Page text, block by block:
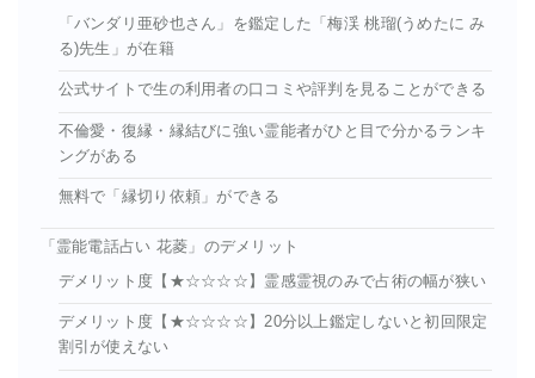
「バンダリ亜砂也さん」を鑑定した「梅渓 桃瑠(うめたに み
る)先生」が在籍
公式サイトで生の利用者の口コミや評判を見ることができる
不倫愛・復縁・縁結びに強い霊能者がひと目で分かるランキ
ングがある
無料で「縁切り依頼」ができる
「霊能電話占い 花菱」のデメリット
デメリット度【★☆☆☆☆】霊感霊視のみで占術の幅が狭い
デメリット度【★☆☆☆☆】20分以上鑑定しないと初回限定
割引が使えない